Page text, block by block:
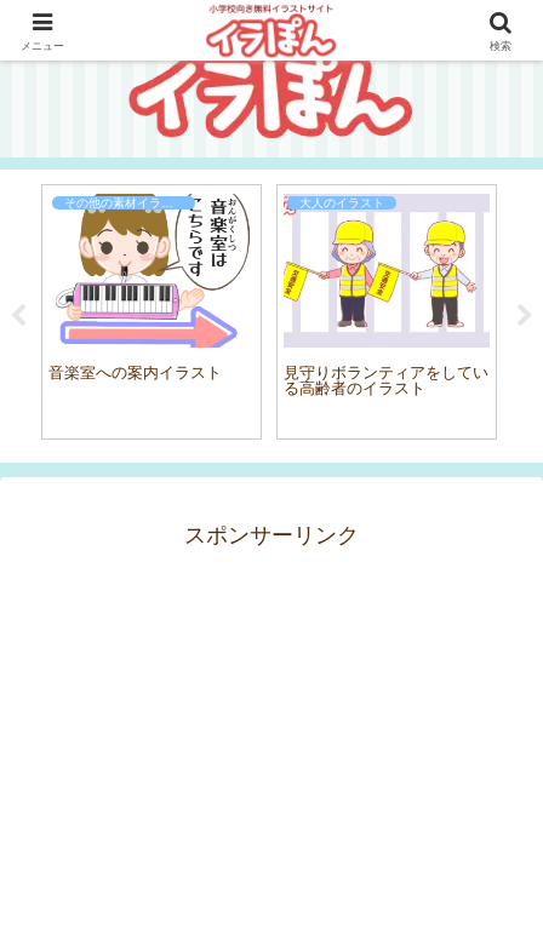
音楽室への案内イラスト
大人のイラスト
見守りボランティアをしてい
る高齢者のイラスト
スポンサーリンク
メニュー 検索